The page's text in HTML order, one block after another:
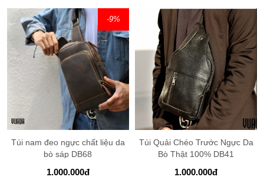
-9%
Túi nam đeo ngực chất liệu da
bò sáp DB68
1.000.000đ
Túi Quải Chéo Trước Ngực Da
Bò Thật 100% DB41
1.000.000đ